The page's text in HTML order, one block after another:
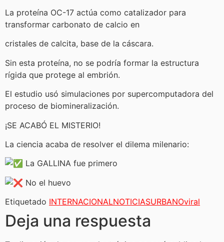
La proteína OC-17 actúa como catalizador para
transformar carbonato de calcio en
cristales de calcita, base de la cáscara.
Sin esta proteína, no se podría formar la estructura
rígida que protege al embrión.
El estudio usó simulaciones por supercomputadora del
proceso de biomineralización.
¡SE ACABÓ EL MISTERIO!
La ciencia acaba de resolver el dilema milenario:
La GALLINA fue primero
No el huevo
Etiquetado INTERNACIONALNOTICIASURBANOviral
Deja una respuesta